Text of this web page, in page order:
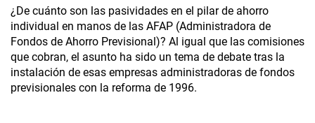
¿De cuánto son las pasividades en el pilar de ahorro
individual en manos de las AFAP (Administradora de
Fondos de Ahorro Previsional)? Al igual que las comisiones
que cobran, el asunto ha sido un tema de debate tras la
instalación de esas empresas administradoras de fondos
previsionales con la reforma de 1996.